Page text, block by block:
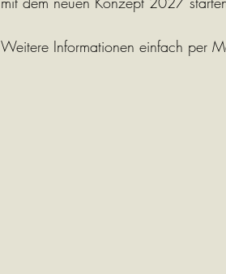
Weitere Informationen einfach per